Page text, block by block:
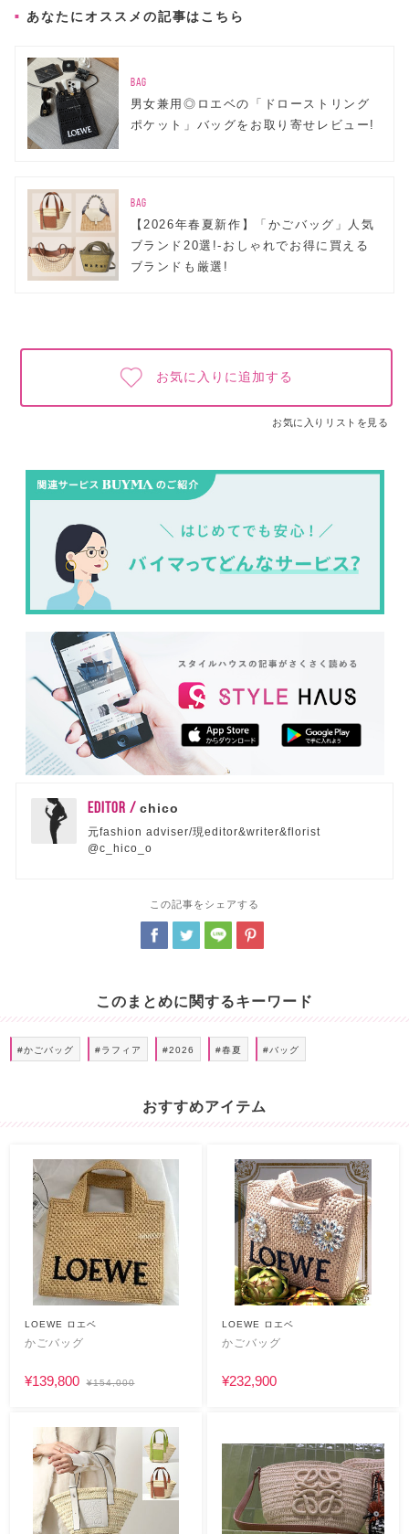
あなたにオススメの記事はこちら
BAG
男女兼用◎ロエベの「ドローストリング
ポケット」バッグをお取り寄せレビュー!
BAG
【2026年春夏新作】「かごバッグ」人気
ブランド20選!-おしゃれでお得に買える
ブランドも厳選!
お気に入りに追加する
お気に入りリストを見る
EDITOR /chico
元fashion adviser/現editor&writer&florist
@c_hico_o
この記事をシェアする
このまとめに関するキーワード
#かごバッグ #ラフィア #2026 #春夏 #バッグ
おすすめアイテム
LOEWE ロエベ
かごバッグ
¥139,800 ¥154,000
LOEWE ロエベ
かごバッグ
¥232,900